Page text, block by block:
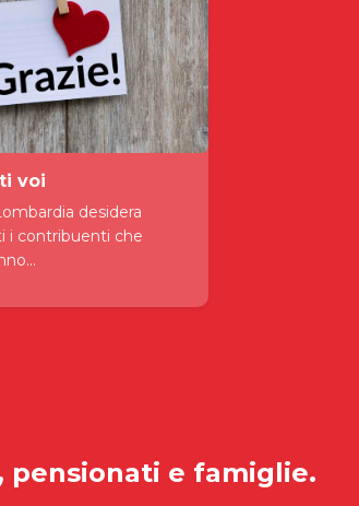
voi
desidera
i contribuenti che
pensionati e famiglie.